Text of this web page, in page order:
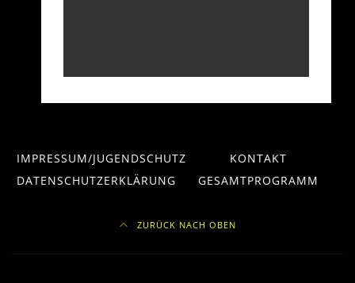
IMPRESSUM/JUGENDSCHUTZ
KONTAKT
DATENSCHUTZERKLÄRUNG
GESAMTPROGRAMM
ZURÜCK NACH OBEN